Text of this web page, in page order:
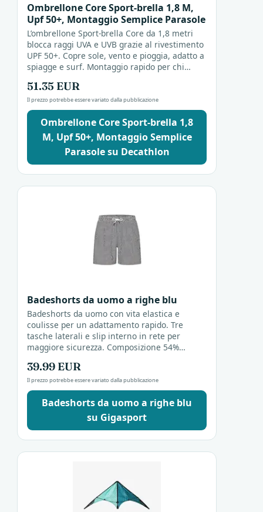
Ombrellone Core Sport-brella 1,8 M,
Upf 50+, Montaggio Semplice Parasole
L’ombrellone Sport-brella Core da 1,8 metri
blocca raggi UVA e UVB grazie al rivestimento
UPF 50+. Copre sole, vento e pioggia, adatto a
spiagge e surf. Montaggio rapido per chi
51.35 EUR
Il prezzo potrebbe essere variato dalla pubblicazione
Ombrellone Core Sport-brella 1,8
M, Upf 50+, Montaggio Semplice
Parasole su Decathlon
Badeshorts da uomo a righe blu
Badeshorts da uomo con vita elastica e
coulisse per un adattamento rapido. Tre
tasche laterali e slip interno in rete per
maggiore sicurezza. Composizione 54%
strisce allover in blu...
39.99 EUR
Il prezzo potrebbe essere variato dalla pubblicazione
Badeshorts da uomo a righe blu
su Gigasport